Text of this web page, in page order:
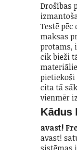
Drošības
Testē
maksas
protams,
cik bieži
pietiekoši
cita tā
vienmēr
Kādus
avast!
avast!